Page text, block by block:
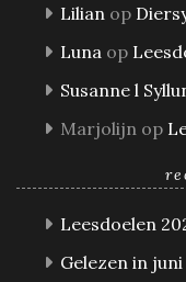
Lilian op
Luna op
Susanne l
Marjolijn op
Leesdoelen
Gelezen in juni